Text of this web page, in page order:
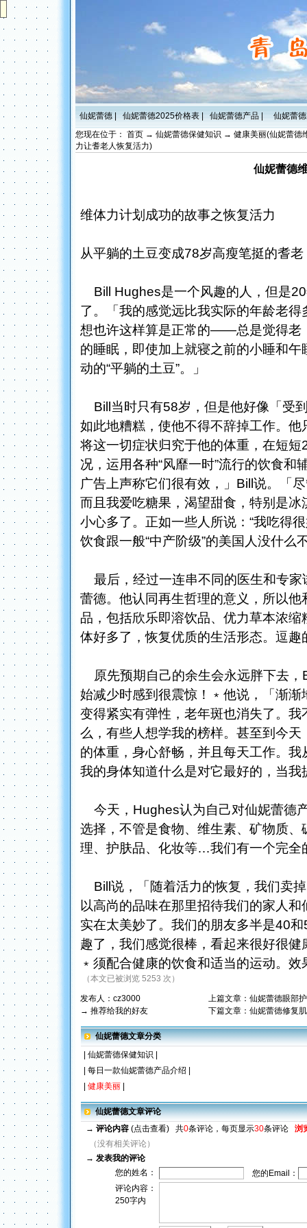
仙妮蕾德|仙妮蕾德2025价格表|仙妮蕾德产品|仙妮蕾德
您现在位于： 首页 → 仙妮蕾德保健知识 → 健康美丽(仙妮蕾德
力让耆老人恢复活力)
仙妮蕾德
维体力计划成功的故事之恢复活力
从平躺的土豆变成78岁高瘦笔挺的耆老
Bill Hughes是一个风趣的人，但是
了。「我的感觉远比我实际的年龄老得
想也许这样算是正常的——总是觉得老
的睡眠，即使加上就寝之前的小睡和
动的“平躺的土豆”。」
Bill当时只有58岁，但是他好像「受
如此地糟糕，使他不得不辞掉工作。
将这一切症状归究于他的体重，在短
况，运用各种“风靡一时”流行的饮食和
广告上声称它们很有效，」Bill说。「
而且我爱吃糖果，渴望甜食，特别是
小心多了。正如一些人所说：“我吃得
饮食跟一般“中产阶级”的美国人没什么
最后，经过一连串不同的医生和专家
蕾德。他认同再生哲理的意义，所以
品，包括欣乐即溶饮品、优力草本浓
体好多了，恢复优质的生活形态。逗趣
原先预期自己的余生会永远胖下去，
始减少时感到很震惊！﹡他说，「渐
变得紧实有弹性，老年斑也消失了。
么，有些人想学我的榜样。甚至到今
的体重，身心舒畅，并且每天工作。
我的身体知道什么是对它最好的，当
今天，Hughes认为自己对仙妮蕾德
选择，不管是食物、维生素、矿物质
理、护肤品、化妆等…我们有一个完全
Bill说，「随着活力的恢复，我们卖
以高尚的品味在那里招待我们的家人
实在太美妙了。我们的朋友多半是40
趣了，我们感觉很棒，看起来很好很
﹡须配合健康的饮食和适当的运动。效
（本文已被浏览 5253 次）
发布人： cz3000
→ 推荐给我的好友
上篇文章： 仙妮蕾德眼部
下篇文章： 仙妮蕾德修复
仙妮蕾德文章分类
仙妮蕾德保健知识
每日一款仙妮蕾德产品介绍
健康美丽
仙妮蕾德文章评论
→ 评论内容 (点击查看) 共0条评论，每页显示30条评论 浏
（没有相关评论）
→ 发表我的评论
您的姓名：
您的Email：
评论内容：
250字内